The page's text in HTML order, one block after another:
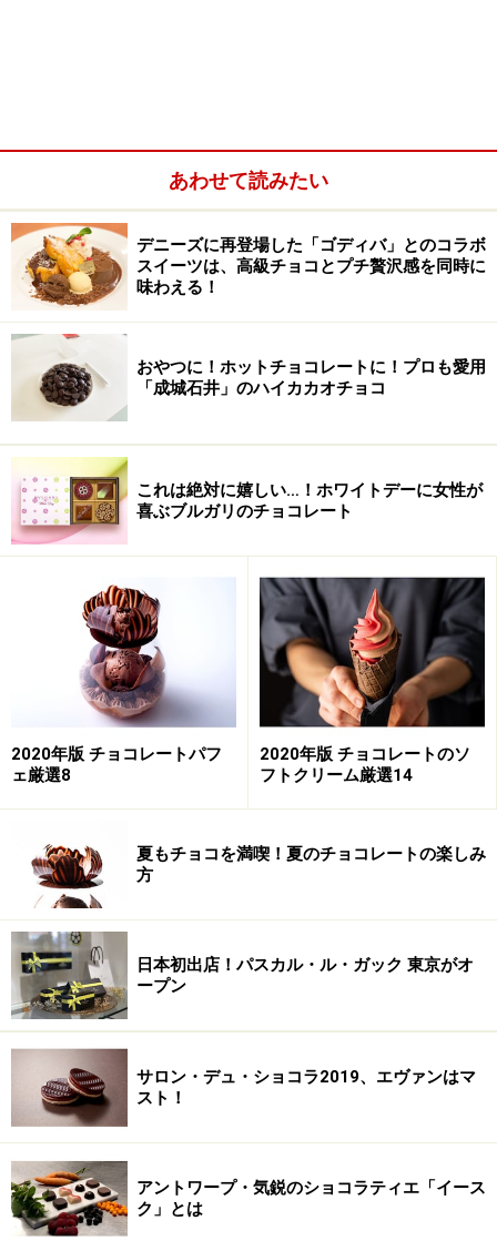
あわせて読みたい
デニーズに再登場した「ゴディバ」とのコラボ
スイーツは、高級チョコとプチ贅沢感を同時に
味わえる！
おやつに！ホットチョコレートに！プロも愛用
「成城石井」のハイカカオチョコ
これは絶対に嬉しい…！ホワイトデーに女性が
喜ぶブルガリのチョコレート
2020年版 チョコレートパフ
ェ厳選8
2020年版 チョコレートのソ
フトクリーム厳選14
夏もチョコを満喫！夏のチョコレートの楽しみ
方
日本初出店！パスカル・ル・ガック 東京がオ
ープン
サロン・デュ・ショコラ2019、エヴァンはマ
スト！
アントワープ・気鋭のショコラティエ「イース
ク」とは